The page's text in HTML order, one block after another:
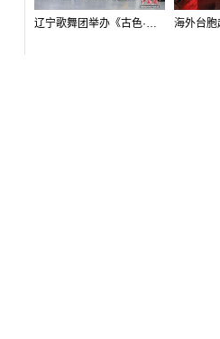
辽宁歌舞团举办《古色·国宝辽宁》排练开放日活动